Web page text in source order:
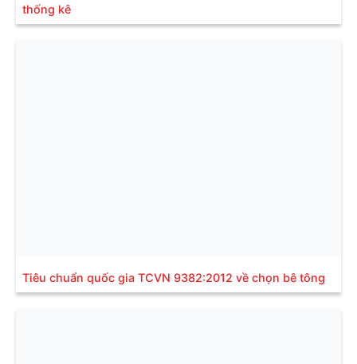
thống kê
Tiêu chuẩn quốc gia TCVN 9382:2012 về chọn bê tông